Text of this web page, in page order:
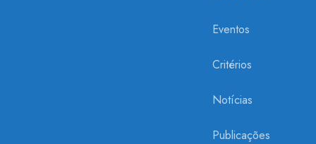
Eventos
Critérios
Notícias
Publicações